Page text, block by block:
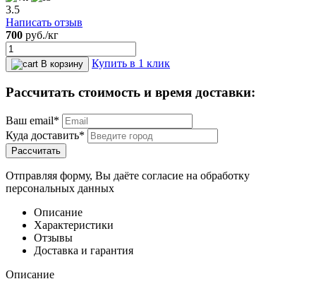
3.5
Написать отзыв
700 руб./кг
В корзину Купить в 1 клик
Рассчитать стоимость и время доставки:
Ваш email*
Куда доставить*
Рассчитать
Отправляя форму, Вы даёте согласие на обработку
персональных данных
Описание
Характеристики
Отзывы
Доставка и гарантия
Описание